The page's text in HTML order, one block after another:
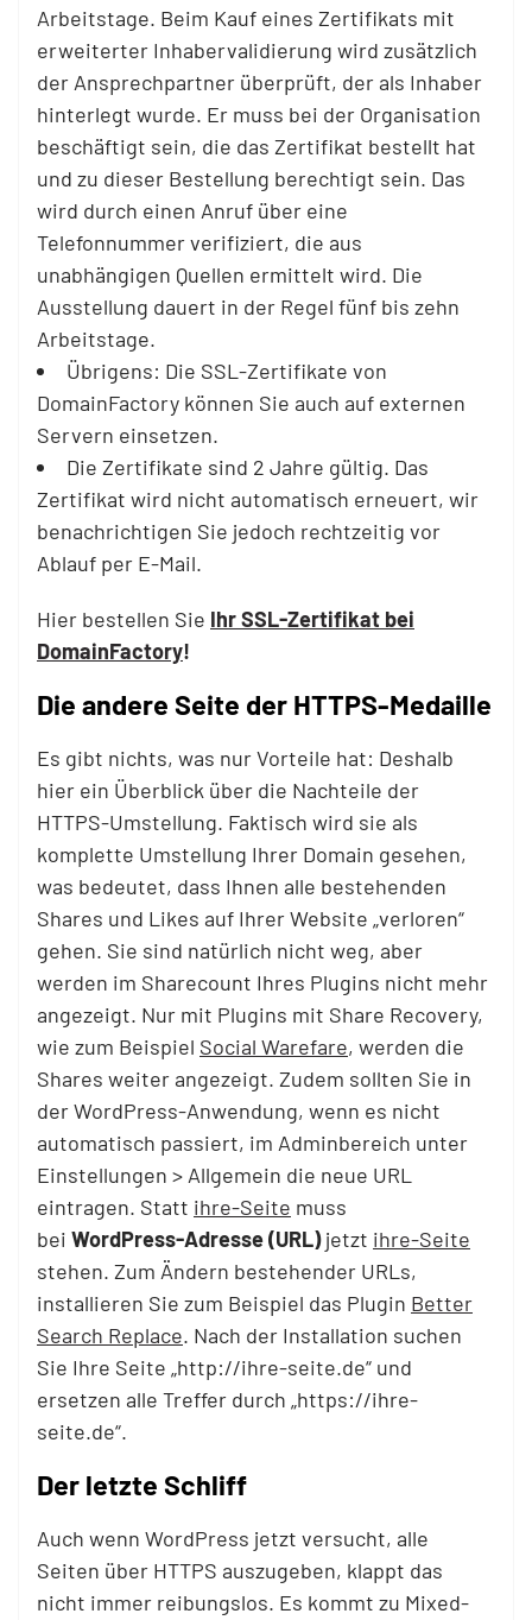
Arbeitstage. Beim Kauf eines Zertifikats mit
erweiterter Inhabervalidierung wird zusätzlich
der Ansprechpartner überprüft, der als Inhaber
hinterlegt wurde. Er muss bei der Organisation
beschäftigt sein, die das Zertifikat bestellt hat
und zu dieser Bestellung berechtigt sein. Das
wird durch einen Anruf über eine
Telefonnummer verifiziert, die aus
unabhängigen Quellen ermittelt wird. Die
Ausstellung dauert in der Regel fünf bis zehn
Arbeitstage.
Übrigens: Die SSL-Zertifikate von
DomainFactory können Sie auch auf externen
Servern einsetzen.
Die Zertifikate sind 2 Jahre gültig. Das
Zertifikat wird nicht automatisch erneuert, wir
benachrichtigen Sie jedoch rechtzeitig vor
Ablauf per E-Mail.
Hier bestellen Sie Ihr SSL-Zertifikat bei
DomainFactory!
Die andere Seite der HTTPS-Medaille
Es gibt nichts, was nur Vorteile hat: Deshalb
hier ein Überblick über die Nachteile der
HTTPS-Umstellung. Faktisch wird sie als
komplette Umstellung Ihrer Domain gesehen,
was bedeutet, dass Ihnen alle bestehenden
Shares und Likes auf Ihrer Website „verloren“
gehen. Sie sind natürlich nicht weg, aber
werden im Sharecount Ihres Plugins nicht mehr
angezeigt. Nur mit Plugins mit Share Recovery,
wie zum Beispiel Social Warefare, werden die
Shares weiter angezeigt. Zudem sollten Sie in
der WordPress-Anwendung, wenn es nicht
automatisch passiert, im Adminbereich unter
Einstellungen > Allgemein die neue URL
eintragen. Statt ihre-Seite muss
bei WordPress-Adresse (URL)jetzt ihre-Seite
stehen. Zum Ändern bestehender URLs,
installieren Sie zum Beispiel das Plugin Better
Search Replace. Nach der Installation suchen
Sie Ihre Seite „http://ihre-seite.de“ und
ersetzen alle Treffer durch „https://ihre-
seite.de“.
Der letzte Schliff
Auch wenn WordPress jetzt versucht, alle
Seiten über HTTPS auszugeben, klappt das
nicht immer reibungslos. Es kommt zu Mixed-